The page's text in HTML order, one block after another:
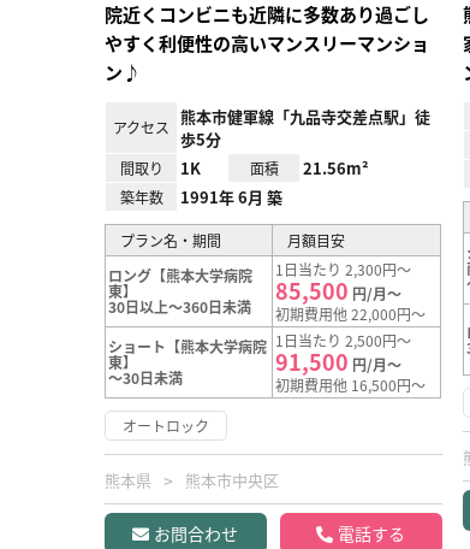
院近くコンビニも近隣に多数あり過ごし
やすく利便性の高いマンスリーマンショ
ン♪
アクセス
熊本市健軍線「九品寺交差点駅」徒
歩5分
間取り 1K 面積 21.56m²
築年数 1991年 6月 築
プラン名・期間
月額目安
ロング【熊本大学病院
東】
30日以上～360日未満
1日当たり 2,300円～
85,500 円/月～
初期費用他 22,000円～
ショート【熊本大学病院
東】
～30日未満
1日当たり 2,500円～
91,500 円/月～
初期費用他 16,500円～
オートロック
熊本県 熊本市中央区
お問合わせ 電話する